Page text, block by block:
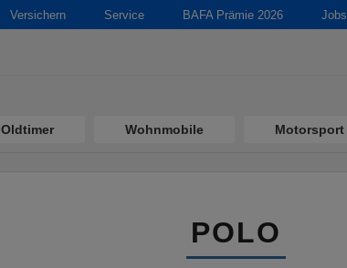
Versichern Service BAFA Prämie 2026 Jobs
Oldtimer Wohnmobile Motorsport
POLO